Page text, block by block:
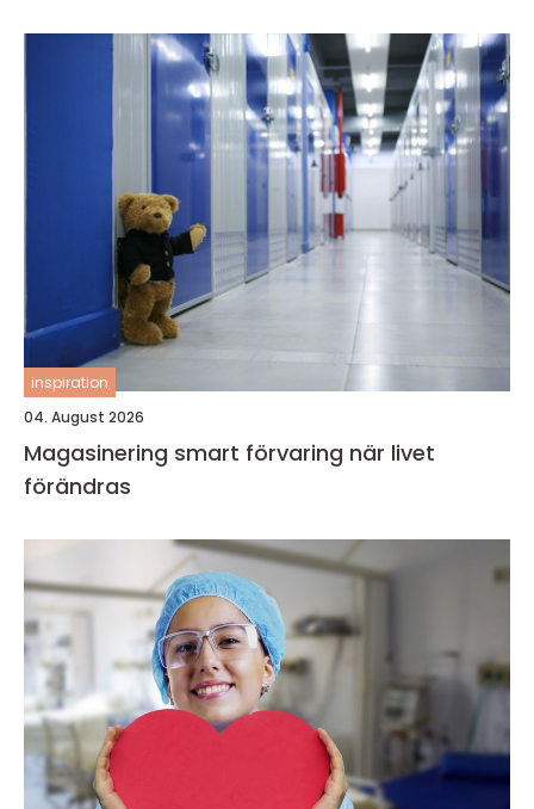
inspiration
04. August 2026
Magasinering smart förvaring när livet
förändras